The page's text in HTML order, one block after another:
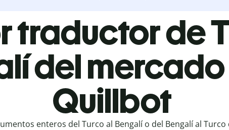
traductor de
del mercado
Quillbot
enteros del Turco al Bengalí o del Bengalí al Turco